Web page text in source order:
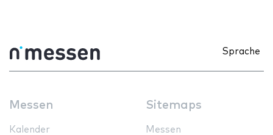
Sprache
Messen
Kalender
Sitemaps
Messen